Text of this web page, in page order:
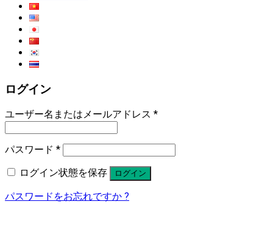
ログイン
ユーザー名またはメールアドレス *
パスワード *
ログイン状態を保存
ログイン
パスワードをお忘れですか ?